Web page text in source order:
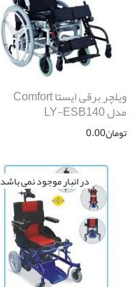
ویلچر برقی ایستا Comfort
مدل LY-ESB140
تومان0.00